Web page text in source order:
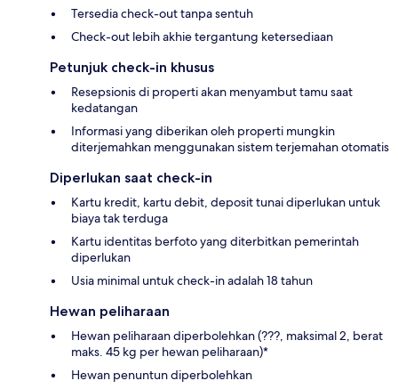
Tersedia check-out tanpa sentuh
Check-out lebih akhie tergantung ketersediaan
Petunjuk check-in khusus
Resepsionis di properti akan menyambut tamu saat
kedatangan
Informasi yang diberikan oleh properti mungkin
diterjemahkan menggunakan sistem terjemahan otomatis
Diperlukan saat check-in
Kartu kredit, kartu debit, deposit tunai diperlukan untuk
biaya tak terduga
Kartu identitas berfoto yang diterbitkan pemerintah
diperlukan
Usia minimal untuk check-in adalah 18 tahun
Hewan peliharaan
Hewan peliharaan diperbolehkan (???, maksimal 2, berat
maks. 45 kg per hewan peliharaan)*
Hewan penuntun diperbolehkan